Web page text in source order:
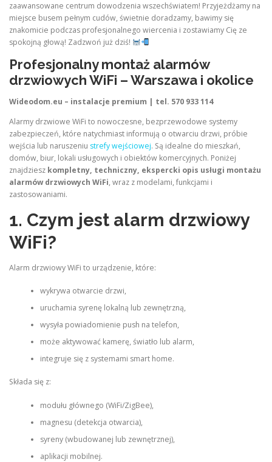
zaawansowane centrum dowodzenia wszechświatem! Przyjeżdżamy na
miejsce busem pełnym cudów, świetnie doradzamy, bawimy się
znakomicie podczas profesjonalnego wiercenia i zostawiamy Cię ze
spokojną głową! Zadzwoń już dziś!
Profesjonalny montaż alarmów
drzwiowych WiFi – Warszawa i okolice
Wideodom.eu – instalacje premium | tel. 570 933 114
Alarmy drzwiowe WiFi to nowoczesne, bezprzewodowe systemy
zabezpieczeń, które natychmiast informują o otwarciu drzwi, próbie
wejścia lub naruszeniu strefy wejściowej. Są idealne do mieszkań,
domów, biur, lokali usługowych i obiektów komercyjnych. Poniżej
znajdziesz kompletny, techniczny, ekspercki opis usługi montażu
alarmów drzwiowych WiFi, wraz z modelami, funkcjami i
zastosowaniami.
1. Czym jest alarm drzwiowy
WiFi?
Alarm drzwiowy WiFi to urządzenie, które:
wykrywa otwarcie drzwi,
uruchamia syrenę lokalną lub zewnętrzną,
wysyła powiadomienie push na telefon,
może aktywować kamerę, światło lub alarm,
integruje się z systemami smart home.
Składa się z:
modułu głównego (WiFi/ZigBee),
magnesu (detekcja otwarcia),
syreny (wbudowanej lub zewnętrznej),
aplikacji mobilnej.